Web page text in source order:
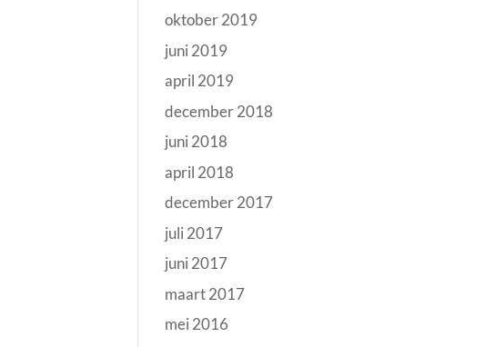
oktober 2019
juni 2019
april 2019
december 2018
juni 2018
april 2018
december 2017
juli 2017
juni 2017
maart 2017
mei 2016